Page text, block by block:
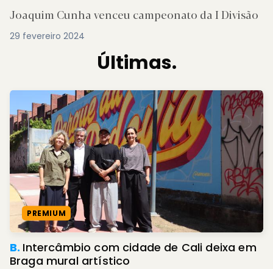
Joaquim Cunha venceu campeonato da I Divisão
29 fevereiro 2024
Últimas.
PREMIUM
B. Intercâmbio com cidade de Cali deixa em
Braga mural artístico